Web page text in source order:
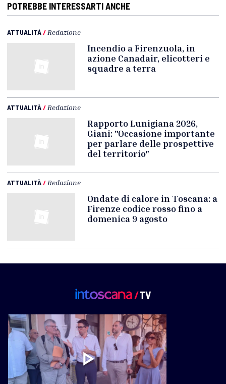
POTREBBE INTERESSARTI ANCHE
ATTUALITÀ/ Redazione
Incendio a Firenzuola, in
azione Canadair, elicotteri e
squadre a terra
ATTUALITÀ/ Redazione
Rapporto Lunigiana 2026,
Giani: "Occasione importante
per parlare delle prospettive
del territorio"
ATTUALITÀ/ Redazione
Ondate di calore in Toscana: a
Firenze codice rosso fino a
domenica 9 agosto